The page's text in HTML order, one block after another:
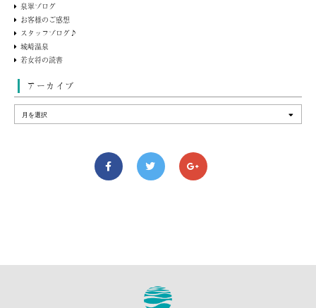
泉翠ブログ
お客様のご感想
スタッフブログ♪
城崎温泉
若女将の読書
アーカイブ